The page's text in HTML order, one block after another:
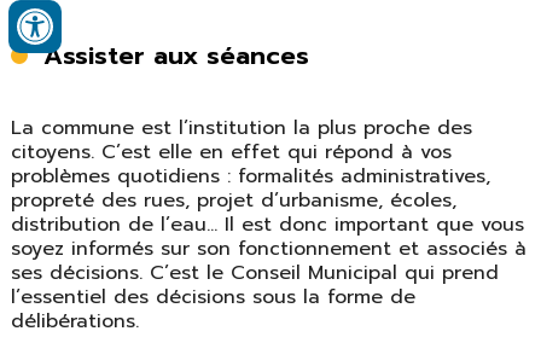
Assister aux séances
La commune est l’institution la plus proche des
citoyens. C’est elle en effet qui répond à vos
problèmes quotidiens : formalités administratives,
propreté des rues, projet d’urbanisme, écoles,
distribution de l’eau… Il est donc important que vous
soyez informés sur son fonctionnement et associés à
ses décisions. C’est le Conseil Municipal qui prend
l’essentiel des décisions sous la forme de
délibérations.